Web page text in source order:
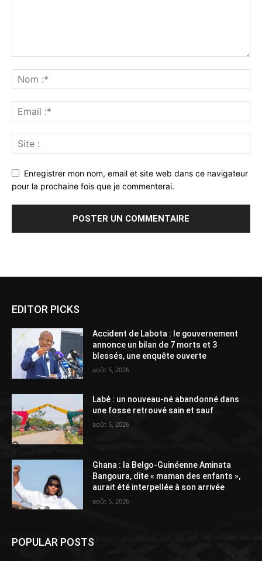
Enregistrer mon nom, email et site web dans ce navigateur
pour la prochaine fois que je commenterai.
EDITOR PICKS
Accident de Labota : le gouvernement
annonce un bilan de 7 morts et 3
blessés, une enquête ouverte
août 5, 2026
Labé : un nouveau-né abandonné dans
une fosse retrouvé sain et sauf
août 5, 2026
Ghana : la Belgo-Guinéenne Aminata
Bangoura, dite « maman des enfants »,
aurait été interpellée à son arrivée
août 5, 2026
POPULAR POSTS